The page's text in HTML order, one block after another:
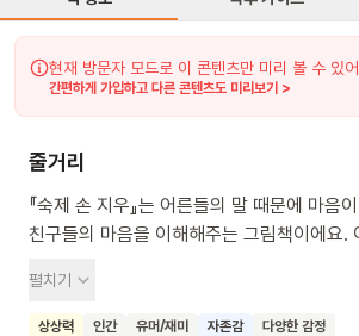
현재 방문자 모드로 이 콘텐츠만 미리 볼 수 있
간편하게 가입하고 다른 콘텐츠도 미리보기 >
줄거리
『숙제 손 지우』는 어른들의 말 때문에 마음
친구들의 마음을 이해해주는 그림책이에요.
친구들의 이야기가 담겨 있어요. 친구들은 답
상상력으로 씩씩하게 풀어 나가는 방법을 배
펼치기
상상력 인간 유머/재미 자존감 다양한 감정